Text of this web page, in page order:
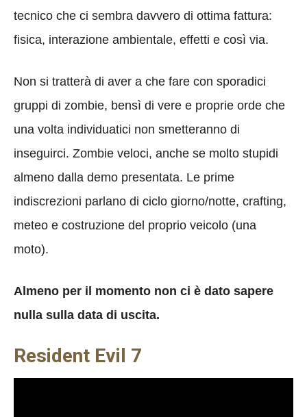
tecnico che ci sembra davvero di ottima fattura:
fisica, interazione ambientale, effetti e così via.
Non si tratterà di aver a che fare con sporadici
gruppi di zombie, bensì di vere e proprie orde che
una volta individuatici non smetteranno di
inseguirci. Zombie veloci, anche se molto stupidi
almeno dalla demo presentata. Le prime
indiscrezioni parlano di ciclo giorno/notte, crafting,
meteo e costruzione del proprio veicolo (una
moto).
Almeno per il momento non ci è dato sapere
nulla sulla data di uscita.
Resident Evil 7